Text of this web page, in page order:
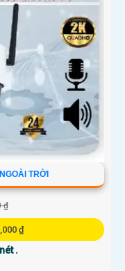
cái nhìn tổng quan về lắp
cầu của mình. Nếu bạn
thể, đừng ngần ngại để lại
TRỜI
₫
₫
.